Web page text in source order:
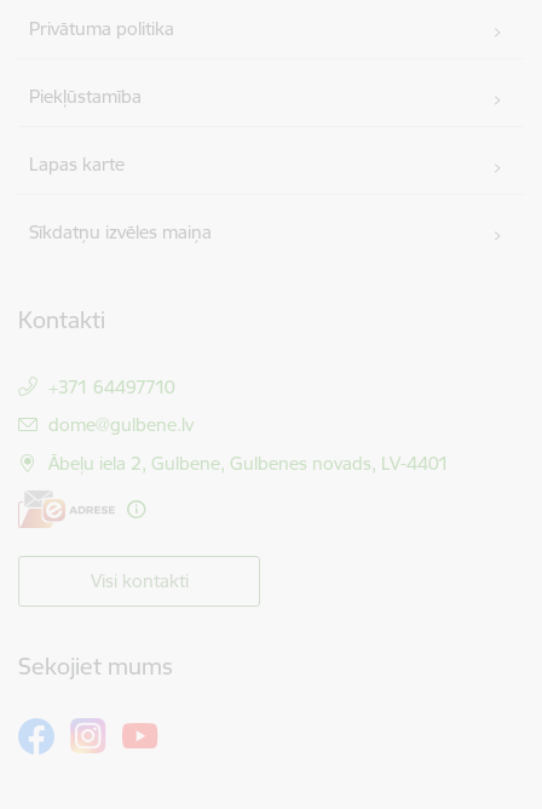
Privātuma politika
Piekļūstamība
Lapas karte
Sīkdatņu izvēles maiņa
Kontakti
+371 64497710
E-pasts:
dome@gulbene.lv
Ābeļu iela 2, Gulbene, Gulbenes novads, LV-4401
Visi kontakti
Sekojiet mums